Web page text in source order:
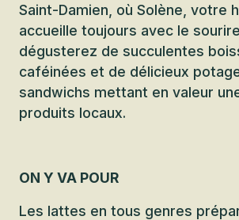
Saint-Damien, où Solène, votre
accueille toujours avec le
dégusterez de succulentes
caféinées et de délicieux
sandwichs mettant en valeur
produits locaux.
ON Y VA POUR
Les lattes en tous genres